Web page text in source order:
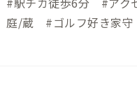
庭/蔵 #ゴルフ好き家守